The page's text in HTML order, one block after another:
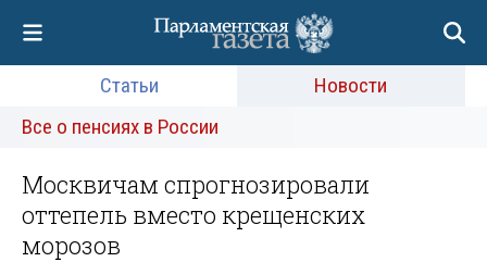
Статьи
Новости
Все о пенсиях в России
Москвичам спрогнозировали
оттепель вместо крещенских
морозов